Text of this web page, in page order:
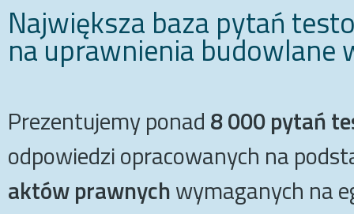
Największa baza pytań
nauprawnienia budowlane
Prezentujemy ponad 8 000 pytań
odpowiedzi opracowanych na
aktów prawnychwymaganych na